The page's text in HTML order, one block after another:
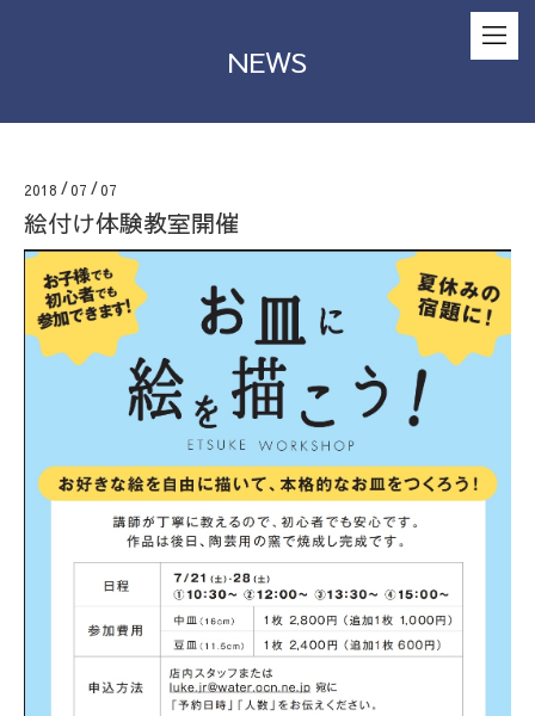
NEWS
2018 / 07 / 07
絵付け体験教室開催